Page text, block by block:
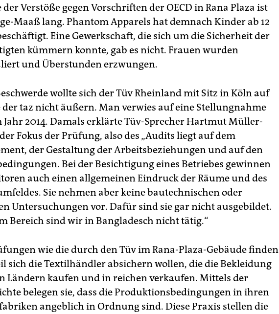
der Verstöße gegen Vorschriften der OECD in Rana Plaza ist
Maaß lang. Phantom Apparels hat demnach Kinder ab 12
Eine Gewerkschaft, die sich um die Sicherheit der
kümmern konnte, gab es nicht. Frauen wurden
und Überstunden erzwungen.
wollte sich der Tüv Rheinland mit Sitz in Köln auf
taz nicht äußern. Man verwies auf eine Stellungnahme
Jahr 2014. Damals erklärte Tüv-Sprecher Hartmut Müller-
Fokus der Prüfung, also des „Audits liegt auf dem
der Gestaltung der Arbeitsbeziehungen und auf den
Bei der Besichtigung eines Betriebes gewinnen
auch einen allgemeinen Eindruck der Räume und des
Sie nehmen aber keine bautechnischen oder
Untersuchungen vor. Dafür sind sie gar nicht ausgebildet.
Bereich sind wir in Bangladesch nicht tätig.“
wie die durch den Tüv im Rana-Plaza-Gebäude finden
sich die Textilhändler absichern wollen, die die Bekleidung
Ländern kaufen und in reichen verkaufen. Mittels der
belegen sie, dass die Produktionsbedingungen in ihren
angeblich in Ordnung sind. Diese Praxis stellen die